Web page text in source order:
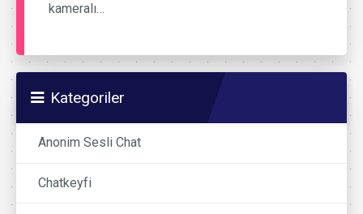
kameralı…
Kategoriler
Anonim Sesli Chat
Chatkeyfi